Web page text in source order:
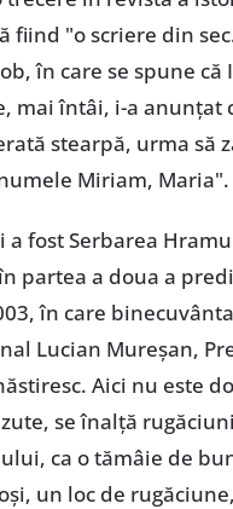
fiind "o scriere din
în care se spune
mai întâi, i-a anunţat
stearpă, urma să
Miriam, Maria".
fost Serbarea
partea a doua a
în care
Lucian Mureşan,
Aici nu este
se înalţă
ca o tămâie de
un loc de